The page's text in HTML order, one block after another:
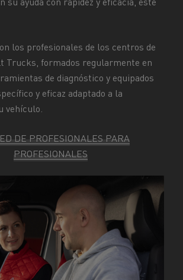
los profesionales de los centros de
Trucks, formados regularmente en
de diagnóstico y equipados
y eficaz adaptado a la
vehículo.
DE PROFESIONALES PARA
PROFESIONALES